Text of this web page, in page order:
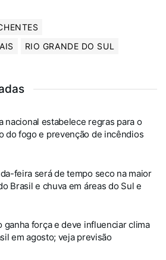
RIO GRANDE DO SUL
nacional estabelece regras para o
do fogo e prevenção de incêndios
feira será de tempo seco na maior
Brasil e chuva em áreas do Sul e
ganha força e deve influenciar clima
em agosto; veja previsão